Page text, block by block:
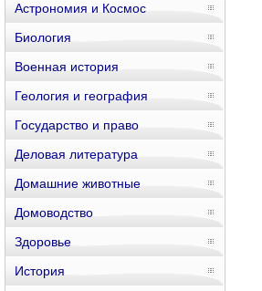
Астрономия и Космос
Биология
Военная история
Геология и география
Государство и право
Деловая литература
Домашние животные
Домоводство
Здоровье
История